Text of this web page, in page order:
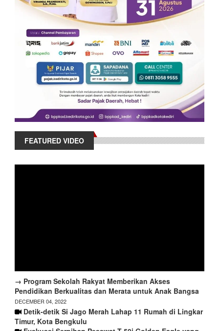
FEATURED VIDEO
→ Program Sekolah Rakyat Memberikan Akses
Pendidikan Berkualitas dan Merata untuk Anak Bangsa
DECEMBER 04, 2022
Detik-detik Si Jago Merah Lahap 11 Rumah di Lingkar
Timur, Kota Bengkulu